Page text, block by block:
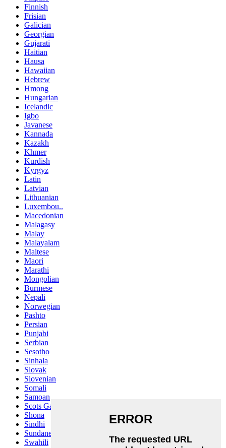
Finnish
Frisian
Galician
Georgian
Gujarati
Haitian
Hausa
Hawaiian
Hebrew
Hmong
Hungarian
Icelandic
Igbo
Javanese
Kannada
Kazakh
Khmer
Kurdish
Kyrgyz
Latin
Latvian
Lithuanian
Luxembou..
Macedonian
Malagasy
Malay
Malayalam
Maltese
Maori
Marathi
Mongolian
Burmese
Nepali
Norwegian
Pashto
Persian
Punjabi
Serbian
Sesotho
Sinhala
Slovak
Slovenian
Somali
Samoan
Scots Gaelic
Shona
Sindhi
Sundanese
Swahili